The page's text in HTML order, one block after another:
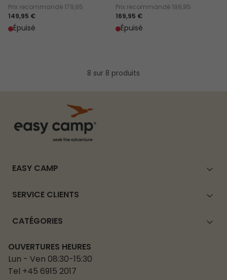
Prix recommandé 179,95
149,95 €
Épuisé
Prix recommandé 199,95
169,95 €
Épuisé
8 sur 8 produits
EASY CAMP
SERVICE CLIENTS
CATÉGORIES
OUVERTURES HEURES
Lun - Ven 08:30-15:30
Tel +45 6915 2017